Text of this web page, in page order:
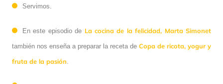
Servimos.
En este episodio de La cocina de la felicidad, Marta Simonet
también nos enseña a preparar la receta de Copa de ricota, yogur y
fruta de la pasión